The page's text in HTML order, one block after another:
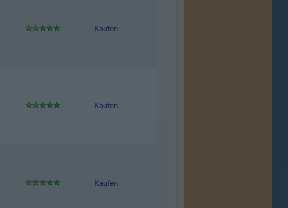
Kaufen
Kaufen
Kaufen